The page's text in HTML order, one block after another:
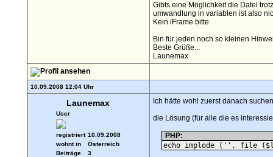
Gibts eine Möglichkeit die Datei
umwandlung in variablen ist also
Kein iFrame bitte.
Bin für jeden noch so kleinen
Beste Grüße...
Launemax
10.09.2008 12:04 Uhr
Launemax
User
registriert 10.09.2008
wohnt in
Österreich
Beiträge
3
Ich hätte wohl zuerst danach
die Lösung (für alle die es
PHP:
echo implode ('', file